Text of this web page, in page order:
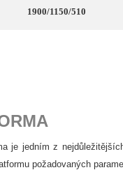
1900/1150/510
je jedním z
požadovaných